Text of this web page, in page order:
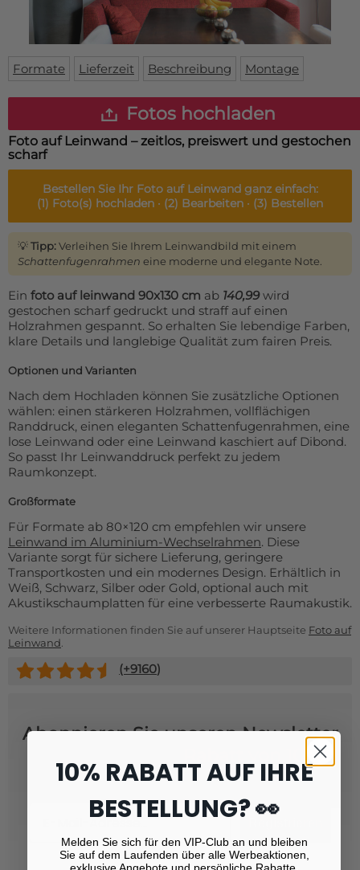
Bodenmatte
Custom skateboard deck
Formate Lieferzeit Beschreibung Montage
Fotos hochladen
Foto auf Leinwand – zeitlos, preiswert und gestochen
scharf
Bestellen Sie Ihr Foto auf Leinwandganz einfach:
(1) Foto(s) hochladen · (2) Bearbeiten · (3) Bestellen
💡Tipp:Verleihen Sie Ihrem Leinwandbild mit einem
Schattenfugenrahmen eine moderne und elegante Note.
Ein foto auf leinwand 90x130 cm ab 140,99wird
gestochen scharf gedruckt und straff auf einen
Holzrahmen gespannt. So erhalten Sie lebendige Farben,
klare Details und langlebige Qualität zum fairen Preis.
Optionen und Varianten
Nach dem Hochladen können Sie zusätzliche Optionen
wählen: einen stärkeren Holzrahmen, vollflächigen
Randdruck, einen eleganten Schattenfugenrahmen, eine
lose Leinwand oder eine Leinwand kaschiert auf Dibond.
So passt Ihr Leinwanddruck perfekt zu jedem
Raumkonzept.
Großformate
Für Formate ab 80×120 cm empfehlen wir unsere
Leinwand im Aluminium-Wechselrahmen. Diese
Variante sorgt für sichere Lieferung, geringere
Transportkosten und ein modernes Design. Erhältlich in
Weiß, Schwarz, Silber oder Gold, optional auch mit
Akustikschaumplatten für eine verbesserte Raumakustik.
Weitere Informationen finden Sie auf unserer Hauptseite Foto auf
Leinwand
(+9160)
Abonnieren Sie unseren Newsletter
Rabatt von 10 %!
10% RABATT AUF IHRE
BESTELLUNG? 👀
Melden Sie sich für den VIP-Club an und bleiben
Sie auf dem Laufenden über alle Werbeaktionen,
exklusive Angebote und persönliche Rabatte.